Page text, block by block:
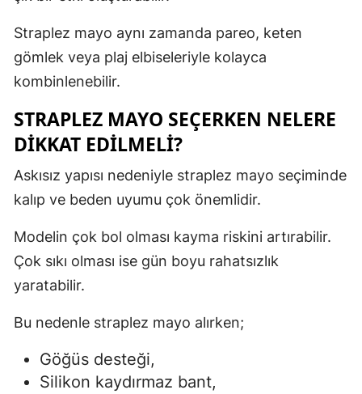
Straplez mayo aynı zamanda pareo, keten
gömlek veya plaj elbiseleriyle kolayca
kombinlenebilir.
STRAPLEZ MAYO SEÇERKEN NELERE
DIKKAT EDILMELI?
Askısız yapısı nedeniyle straplez mayo seçiminde
kalıp ve beden uyumu çok önemlidir.
Modelin çok bol olması kayma riskini artırabilir.
Çok sıkı olması ise gün boyu rahatsızlık
yaratabilir.
Bu nedenle straplez mayo alırken;
Göğüs desteği,
Silikon kaydırmaz bant,